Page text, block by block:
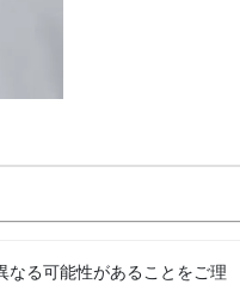
なる可能性があることをご理